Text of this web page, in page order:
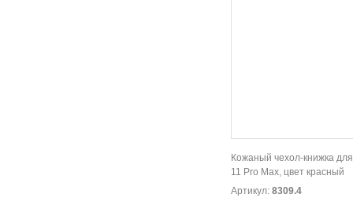
Кожаный чехол-книжка
11 Pro Max, цвет красный
Артикул: 8309.4